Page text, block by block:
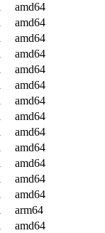
amd64
amd64
amd64
amd64
amd64
amd64
amd64
amd64
amd64
amd64
amd64
amd64
amd64
arm64
amd64